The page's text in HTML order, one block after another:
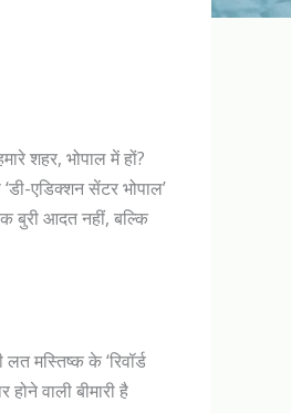
शहर, भोपाल में हों?
एडिक्शन सेंटर भोपाल’
बुरी आदत नहीं, बल्कि
मस्तिष्क के ‘रिवॉर्ड
वाली बीमारी है